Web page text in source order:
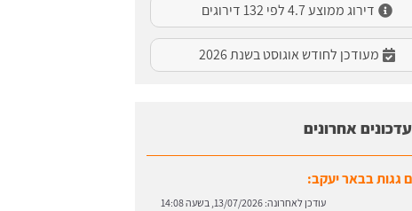
דירוג ממוצע 4.7 לפי 132 דירוגים
מעודכן לחודש אוגוסט בשנת 2026
עדכונים אחרונים
גגות בבאר יעקב:
עודכן לאחרונה: 13/07/2026, בשעה 14:08